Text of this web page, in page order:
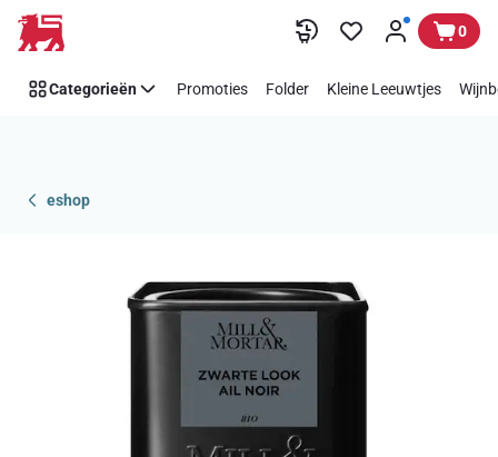
Overslaan 0
Categorieën Promoties Folder Kleine Leeuwtjes
eshop